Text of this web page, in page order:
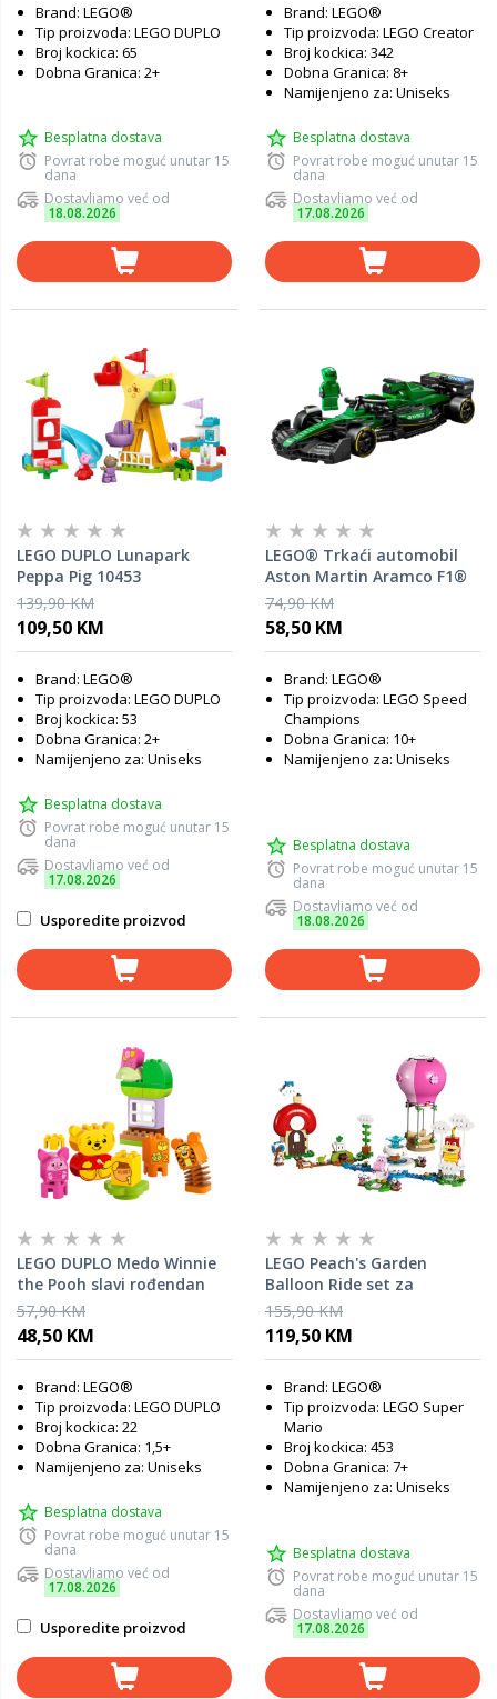
Brand: LEGO®
Tip proizvoda: LEGO DUPLO
Broj kockica: 65
Dobna Granica: 2+
Besplatna dostava
Povrat robe moguć unutar 15
dana
Dostavljamo već od
18.08.2026
Brand: LEGO®
Tip proizvoda: LEGO Creator
Broj kockica: 342
Dobna Granica: 8+
Namijenjeno za: Uniseks
Besplatna dostava
Povrat robe moguć unutar 15
dana
Dostavljamo već od
17.08.2026
LEGO DUPLO Lunapark
Peppa Pig 10453
139,90 KM
109,50 KM
Brand: LEGO®
Tip proizvoda: LEGO DUPLO
Broj kockica: 53
Dobna Granica: 2+
Namijenjeno za: Uniseks
Besplatna dostava
Povrat robe moguć unutar 15
dana
Dostavljamo već od
17.08.2026
Usporedite proizvod
LEGO® Trkaći automobil
Aston Martin Aramco F1®
AMR24 77245
74,90 KM
58,50 KM
Brand: LEGO®
Tip proizvoda: LEGO Speed
Champions
Dobna Granica: 10+
Namijenjeno za: Uniseks
Besplatna dostava
Povrat robe moguć unutar 15
dana
Dostavljamo već od
18.08.2026
LEGO DUPLO Medo Winnie
the Pooh slavi rođendan
10457
57,90 KM
48,50 KM
Brand: LEGO®
Tip proizvoda: LEGO DUPLO
Broj kockica: 22
Dobna Granica: 1,5+
Namijenjeno za: Uniseks
Besplatna dostava
Povrat robe moguć unutar 15
dana
Dostavljamo već od
17.08.2026
Usporedite proizvod
LEGO Peach's Garden
Balloon Ride set za
proširenje 71419
155,90 KM
119,50 KM
Brand: LEGO®
Tip proizvoda: LEGO Super
Mario
Broj kockica: 453
Dobna Granica: 7+
Namijenjeno za: Uniseks
Besplatna dostava
Povrat robe moguć unutar 15
dana
Dostavljamo već od
17.08.2026